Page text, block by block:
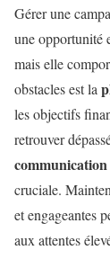
Gérer une
une opportunité
mais elle
obstacles est la
les objectifs
retrouver
communication
cruciale.
et engageantes
aux attentes